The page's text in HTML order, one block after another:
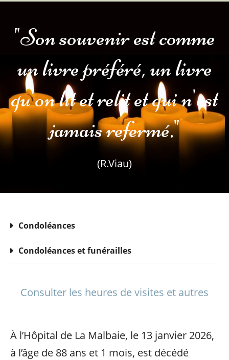
"Son souvenir est comme
un livre préféré, un livre
qu'on lit et relit et qui n'est
jamais refermé."
(R.Viau)
Condoléances
Condoléances et funérailles
Consulter les heures de visites et autres
À l’Hôpital de La Malbaie, le 13 janvier 2026,
à l’âge de 88 ans et 1 mois, est décédé